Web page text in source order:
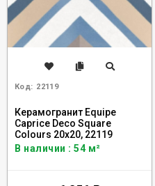
Код: 22119
Керамогранит Equipe
Caprice Deco Square
Colours 20x20, 22119
В наличии : 54 м²